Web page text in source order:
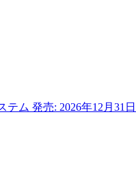
テム 発売: 2026年12月31